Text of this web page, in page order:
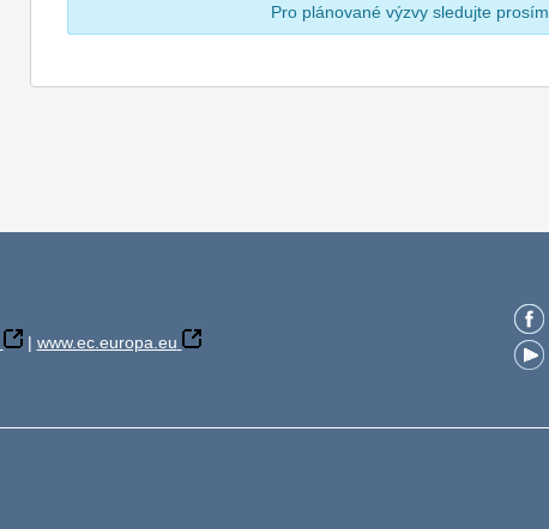
Pro plánované výzvy sledujte prosím
| www.ec.europa.eu